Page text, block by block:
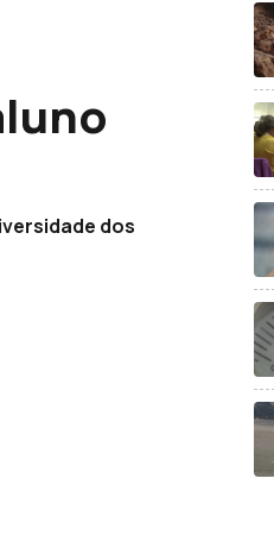
dos